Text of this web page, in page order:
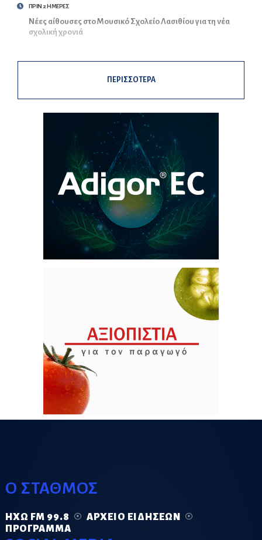
ΠΡΙΝ 2 ΗΜΕΡΕΣ
Νέες αίθουσες στο Μουσικό Σχολείο Λασιθίου για τη νέα
σχολική χρονιά
ΠΕΡΙΣΣΟΤΕΡΑ
Ο ΣΤΑΘΜΟΣ
ΗΧΏ FM 99.8
ΑΡΧΕΊΟ ΕΙΔΉΣΕΩΝ
ΠΡΌΓΡΑΜΜΑ